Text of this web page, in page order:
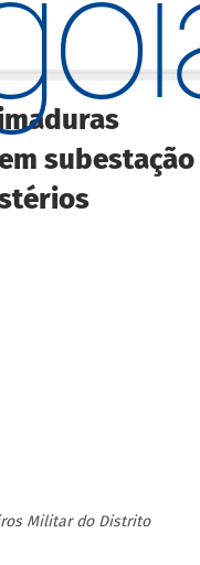
subestação
Militar do Distrito